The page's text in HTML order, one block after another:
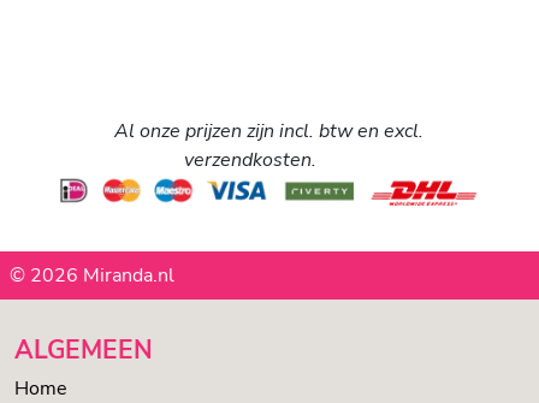
Al onze prijzen zijn incl. btw en excl.
verzendkosten.
© 2026 Miranda.nl
ALGEMEEN
Home